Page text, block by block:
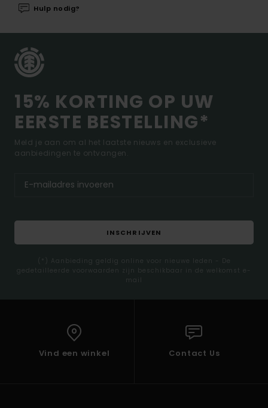
Hulp nodig?
15% KORTING OP UW
EERSTE BESTELLING*
Meld je aan om al het laatste nieuws en exclusieve
aanbiedingen te ontvangen.
INSCHRIJVEN
(*) Aanbieding geldig online voor nieuwe leden - De
gedetailleerde voorwaarden zijn beschikbaar in de welkomst e-
mail
Vind een winkel Contact Us